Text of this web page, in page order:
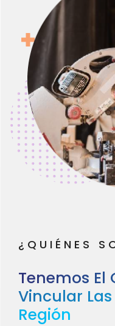
¿QUIÉNES
Tenemos El
Vincular Las
Región